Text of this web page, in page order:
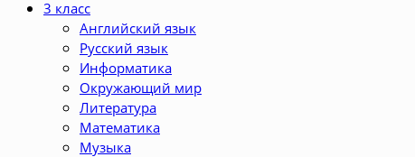
3 класс
Английский язык
Русский язык
Информатика
Окружающий мир
Литература
Математика
Музыка